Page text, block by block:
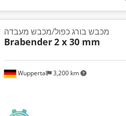
Wuppertal 3,200 km
מכבש בורג כפול/מכבש מעבדה
Brabender2 x 30 mm